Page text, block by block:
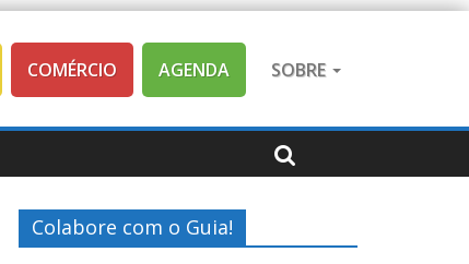
COMÉRCIO AGENDA SOBRE
Colabore com o Guia!